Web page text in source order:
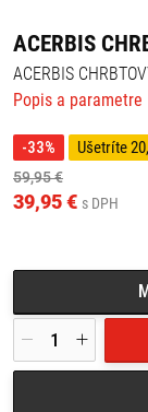
ACERBIS
ACERBIS
Popis a parametre
-33% Ušetríte
59,95 €
39,95 € s DPH